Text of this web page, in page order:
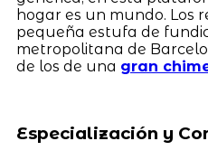
hogar es un mundo. Los
pequeña estufa de
metropolitana de
de los de una gran
Especialización y